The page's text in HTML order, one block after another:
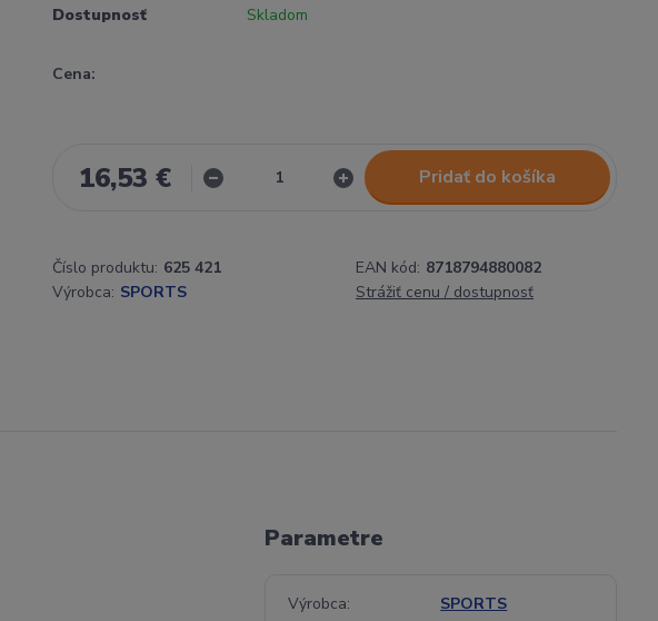
Dostupnosť Skladom
Cena:
16,53 € Pridať do košíka
Číslo produktu: 625 421 EAN kód: 8718794880082
Výrobca: SPORTS Strážiť cenu / dostupnosť
Parametre
Výrobca SPORTS